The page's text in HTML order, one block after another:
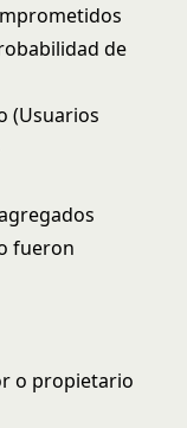
de
(Usuarios
fueron
o propietario